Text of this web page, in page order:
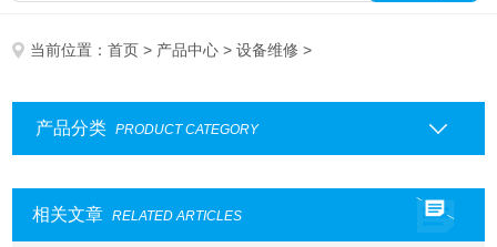
当前位置：首页 > 产品中心 >设备维修 >
产品分类 PRODUCT CATEGORY
相关文章 RELATED ARTICLES